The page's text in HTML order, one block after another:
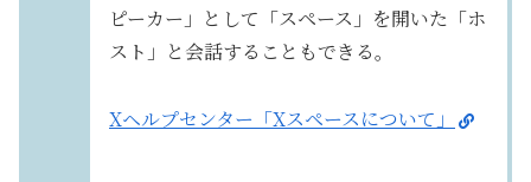
ピーカー」として「スペース」を開いた「ホ
スト」と会話することもできる。
Xヘルプセンター「Xスペースについて」